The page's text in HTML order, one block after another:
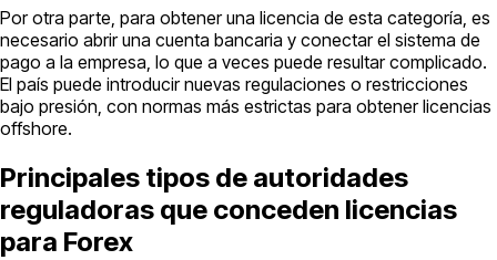
Por otra parte, para obtener una licencia de esta categoría, es
necesario abrir una cuenta bancaria y conectar el sistema de
pago a la empresa, lo que a veces puede resultar complicado.
El país puede introducir nuevas regulaciones o restricciones
bajo presión, con normas más estrictas para obtener licencias
offshore.
Principales tipos de autoridades
reguladoras que conceden licencias
para Forex